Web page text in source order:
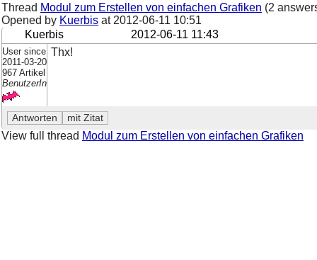
Thread Modul zum Erstellen von einfachen Grafiken (2
Opened by Kuerbis at 2012-06-11 10:51
Kuerbis
2012-06-11 11:43
User since
2011-03-20
967 Artikel
BenutzerIn
Thx!
View full thread Modul zum Erstellen von einfachen Grafiken